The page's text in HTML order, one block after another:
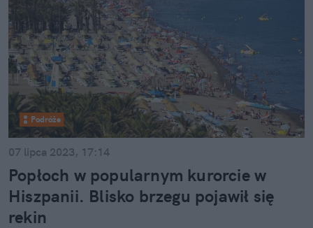
Podróże
07 lipca 2023, 17:14
Popłoch w popularnym kurorcie w
Hiszpanii. Blisko brzegu pojawił się
rekin